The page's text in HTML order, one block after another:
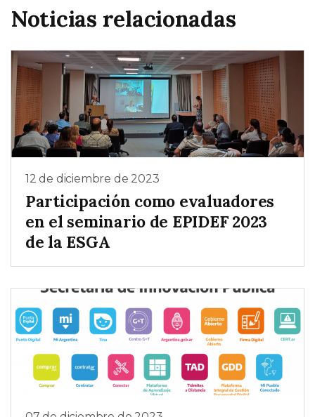
Noticias relacionadas
12 de diciembre de 2023
Participación como evaluadores
en el seminario de EPIDEF 2023
de la ESGA